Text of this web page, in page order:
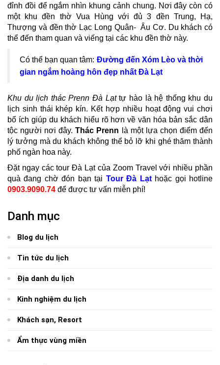
Danh mục
Blog du lịch
Tin tức du lịch
Địa danh du lịch
Kinh nghiệm du lịch
Khách sạn, Resort
Ẩm thực vùng miền
đỉnh đồi để ngắm nhìn khung cảnh chung. Nơi đây còn có
một khu đền thờ Vua Hùng với đủ 3 đền Trung, Hạ,
Thượng và đền thờ Lạc Long Quân- Âu Cơ. Du khách có
thể đến tham quan và viếng tại các khu đền thờ này.
Có thể bạn quan tâm: Đường đến Xóm Lèo và thời
gian ngắm hoàng hôn đẹp nhất Đà Lạt
Khu du lịch thác Prenn Đà Lạttự hào là hệ thống khu du
lịch sinh thái khép kín. Kết hợp nhiều hoạt động vui chơi
bổ ích giúp du khách hiểu rõ hơn về văn hóa bản sắc dân
tộc người nơi đây.Thác Prenn là một lựa chọn điểm đến
lý tưởng mà du khách không thể bỏ lỡ khi ghé thăm thành
phố ngàn hoa này.
Đặt ngay các tour Đà Lạt của Zoom Travel với nhiều phần
quà đang chờ đón bạn tại Tour Đà Lạthoặc gọi hotline
0903.9090.74 để được tư vấn miễn phí!